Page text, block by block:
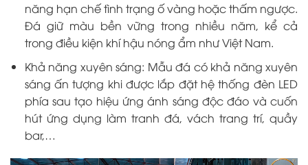
năng hạn chế tình trạng ố vàng hoặc thấm ngược.
Đá giữ màu bền vững trong nhiều năm, kể cả
trong điều kiện khí hậu nóng ẩm như Việt Nam.
Khả năng xuyên sáng: Mẫu đá có khả năng xuyên
sáng ấn tượng khi được lắp đặt hệ thống đèn LED
phía sau tạo hiệu ứng ánh sáng độc đáo và cuốn
hút ứng dụng làm tranh đá, vách trang trí, quầy
bar,…